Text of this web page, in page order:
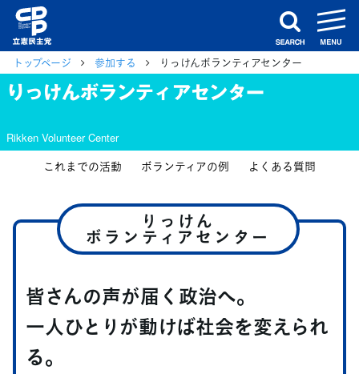
search
トップページ 参加する りっけんボランティアセンター
りっけんボランティアセンター
Rikken Volunteer Center
これまでの活動 ボランティアの例 よくある質問
りっけん
ボランティアセンター
皆さんの声が届く政治へ。
一人ひとりが動けば社会を変えられ
る。